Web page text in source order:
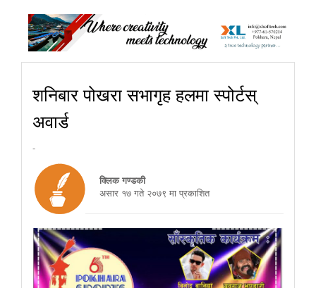
शनिबार पोखरा सभागृह हलमा स्पोर्टस्
अवार्ड
-
क्लिक गण्डकी
असार १७ गते २०७९ मा प्रकाशित